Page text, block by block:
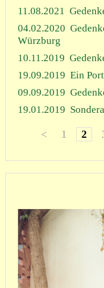
11.08.2021
04.02.2020
Würzburg
10.11.2019
19.09.2019 Ein
09.09.2019
19.01.2019
< 1 2